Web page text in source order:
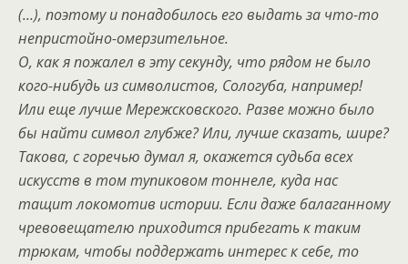
(…), поэтому и понадобилось его выдать за что-то
непристойно-омерзительное.
О, как я пожалел в эту секунду, что рядом не было
кого-нибудь из символистов, Сологуба, например!
Или еще лучше Мережсковского. Разве можно было
бы найти символ глубже? Или, лучше сказать, шире?
Такова, с горечью думал я, окажется судьба всех
искусств в том тупиковом тоннеле, куда нас
тащит локомотив истории. Если даже балаганному
чревовещателю приходится прибегать к таким
трюкам, чтобы поддержать интерес к себе, то